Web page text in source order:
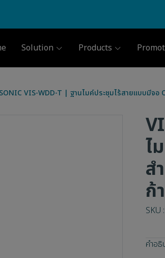
Solution Products
VIS-WDD-T | ฐานไมค์ประชุมไร้สายแบบมีจอ
ไ
ส
ก้
SKU
คำอ